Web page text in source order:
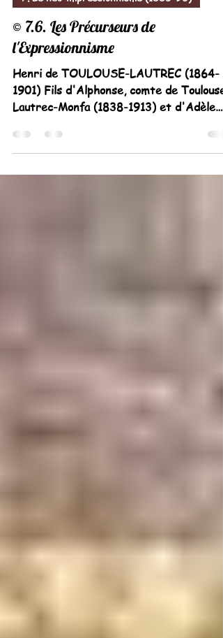
Marie-Ange Busellato
7. Le néo-impressionnisme (1885-90)
© 7.6. Les Précurseurs de
l'Expressionnisme
1901) Fils d'Alphonse, comte de Toulouse-
Lautrec-Monfa (1838-1913) et d'Adèle
Tapié de Celeyran...